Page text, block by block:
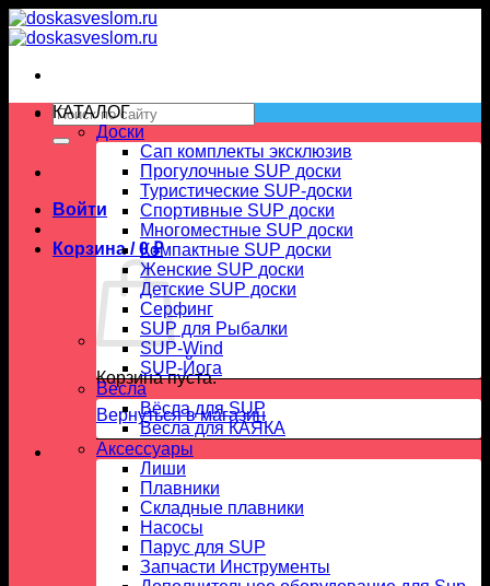
Skip
to
Искать:
Войти
Корзина /0₽
Корзина пуста.
Вернуться в магазин
КАТАЛОГ
Доски
Сап комплекты эксклюзив
Прогулочные SUP доски
Туристические SUP-доски
Спортивные SUP доски
Многоместные SUP доски
Компактные SUP доски
Женские SUP доски
Детские SUP доски
Серфинг
SUP для Рыбалки
SUP-Wind
SUP-Йога
Вёсла
Вёсла для SUP
Весла для КАЯКА
Аксессуары
Лиши
Плавники
Складные плавники
Насосы
Парус для SUP
Запчасти Инструменты